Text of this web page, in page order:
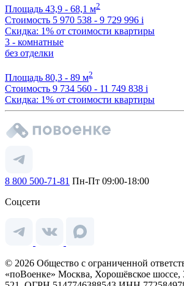
Площадь 43,9 - 68,1 м2
Стоимость 5 970 538 - 9 729 996 i
Скидка: 1% от стоимости квартиры
3 - комнатные
без отделки
Площадь 80,3 - 89 м2
Стоимость 9 734 560 - 11 749 838 i
Скидка: 1% от стоимости квартиры
8 800 500-71-81 Пн-Пт 09:00-18:00
Соцсети
© 2026 Общество с ограниченной
«поВоенке» Москва, Хорошёвское шоссе,